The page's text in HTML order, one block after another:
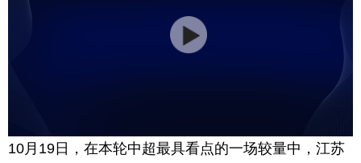
10月19日，在本轮中超最具看点的一场较量中，江苏